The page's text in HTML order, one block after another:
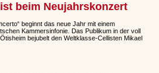
beim Neujahrskonzert
beginnt das neue Jahr mit einem
Kammersinfonie. Das Publikum in der voll
bejubelt den Weltklasse-Cellisten Mikael